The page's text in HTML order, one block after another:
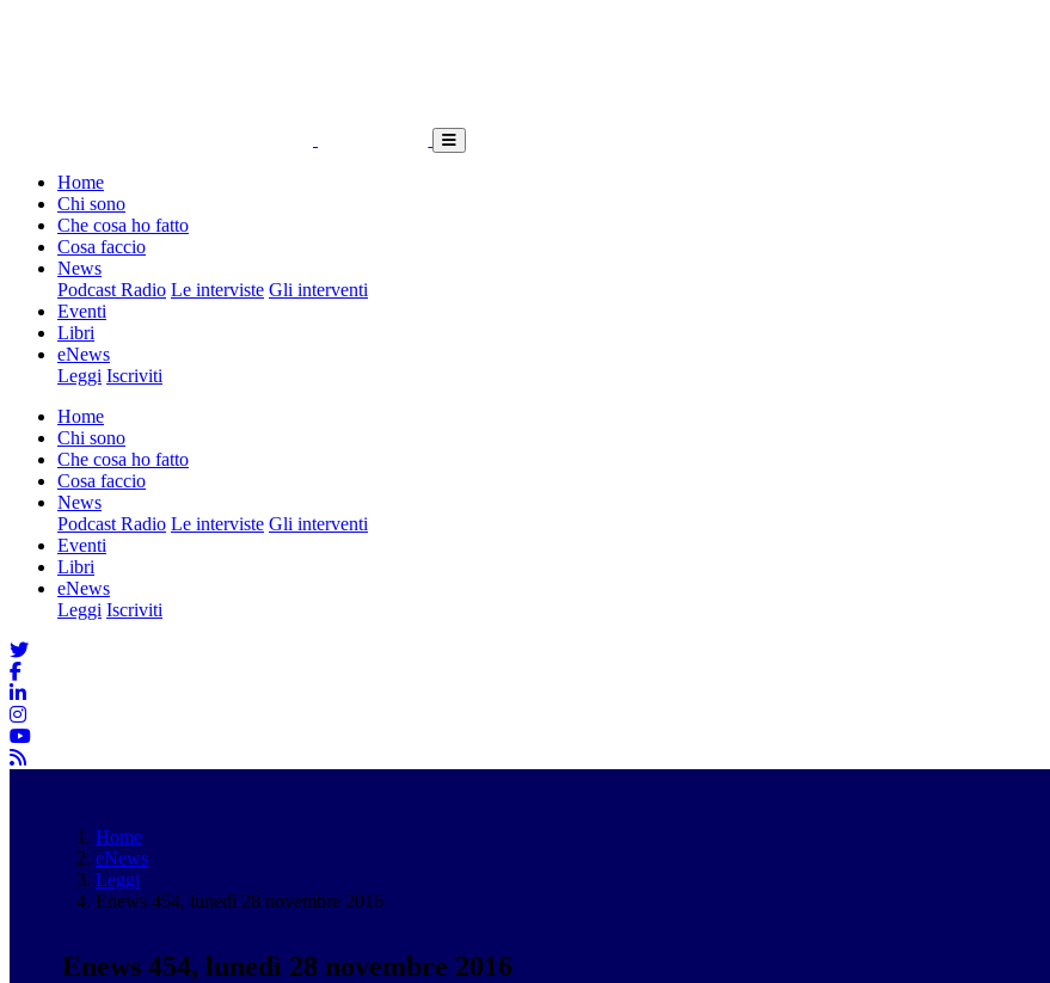
Home
Chi sono
Che cosa ho fatto
Cosa faccio
News
Podcast Radio Le interviste Gli interventi
Eventi
Libri
eNews
Leggi Iscriviti
Home
Chi sono
Che cosa ho fatto
Cosa faccio
News
Podcast Radio Le interviste Gli interventi
Eventi
Libri
eNews
Leggi Iscriviti
Home
eNews
Leggi
Enews 454, lunedì 28 novembre 2016
Enews 454, lunedì 28 novembre 2016